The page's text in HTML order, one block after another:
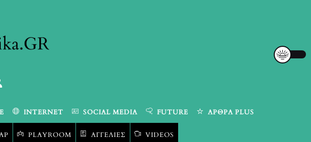
INTERNET SOCIAL MEDIA FUTURE ΆΡΘΡΑ PLUS
PLAYROOM ΑΓΓΕΛΊΕΣ VIDEOS